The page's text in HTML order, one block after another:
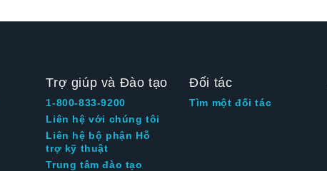
Trợ giúp và Đào tạo
1-800-833-9200
Liên hệ với chúng tôi
Liên hệ bộ phận Hỗ
trợ kỹ thuật
Trung tâm đào tạo
Đối tác
Tìm một đối tác